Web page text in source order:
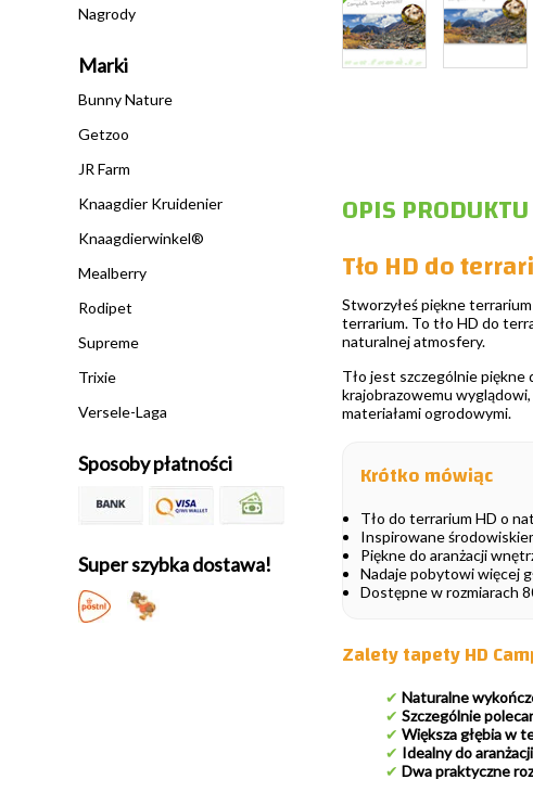
Nagrody
Marki
Bunny Nature
Getzoo
JR Farm
Knaagdier Kruidenier
Knaagdierwinkel®
Mealberry
Rodipet
Supreme
Trixie
Versele-Laga
Sposoby płatności
Super szybka dostawa!
OPIS PRODUKTU
Tło HD do
Stworzyłeś piękne
terrarium. To tło HD do
naturalnej atmosfery.
Tło jest szczególnie piękne
krajobrazowemu
materiałami ogrodowymi.
Krótko mówiąc
Tło do terrarium HD o
Inspirowane
Piękne do aranżacji
Nadaje pobytowi więcej
Dostępne w rozmiarach
Zalety tapety HD
✔ Naturalne
✔ Szczególnie
✔ Większa głębia w
✔ Idealny do
✔ Dwa praktyczne